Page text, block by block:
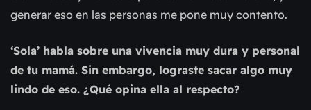
generar eso en las personas me pone muy contento.
‘Sola’ habla sobre una vivencia muy dura y personal
de tu mamá. Sin embargo, lograste sacar algo muy
lindo de eso. ¿Qué opina ella al respecto?